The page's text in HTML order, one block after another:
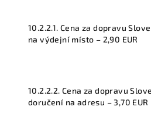
10.2.2.1. Cena za dopravu
na výdejní místo – 2,90 EUR
10.2.2.2. Cena za dopravu
doručení na adresu – 3,70 EUR